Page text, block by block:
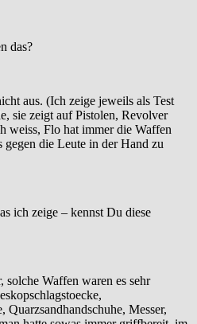
das?
aus. (Ich zeige jeweils als Test
sie zeigt auf Pistolen, Revolver
weiss, Flo hat immer die Waffen
die Leute in der Hand zu
ich zeige – kennst Du diese
Waffen waren es sehr
Quarzsandhandschuhe, Messer,